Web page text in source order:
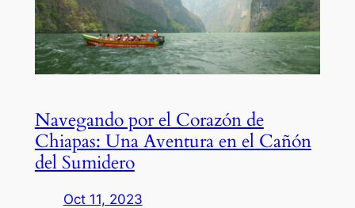
Navegando por el Corazón de
Chiapas: Una Aventura en el Cañón
del Sumidero
Oct 11, 2023